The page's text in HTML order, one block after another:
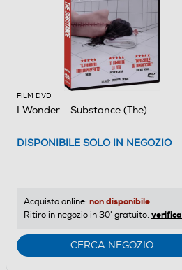
FILM DVD
I Wonder - Substance (The)
DISPONIBILE SOLO IN NEGOZIO
Acquisto online: non disponibile
Ritiro in negozio in 30' gratuito: verifica
CERCA NEGOZIO